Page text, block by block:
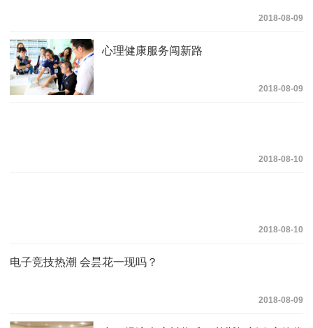
2018-08-09
心理健康服务闯新路
2018-08-09
2018-08-10
2018-08-10
电子竞技热潮 会昙花一现吗？
2018-08-09